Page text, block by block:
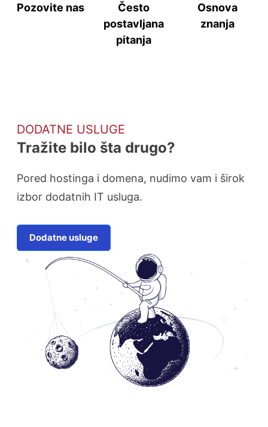
Pozovite nas
Često
postavljana
pitanja
Osnova
znanja
DODATNE USLUGE
Tražite bilo šta drugo?
Pored hostinga i domena, nudimo vam i širok
izbor dodatnih IT usluga.
Dodatne usluge